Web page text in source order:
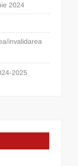
2024
invalidarea
2025